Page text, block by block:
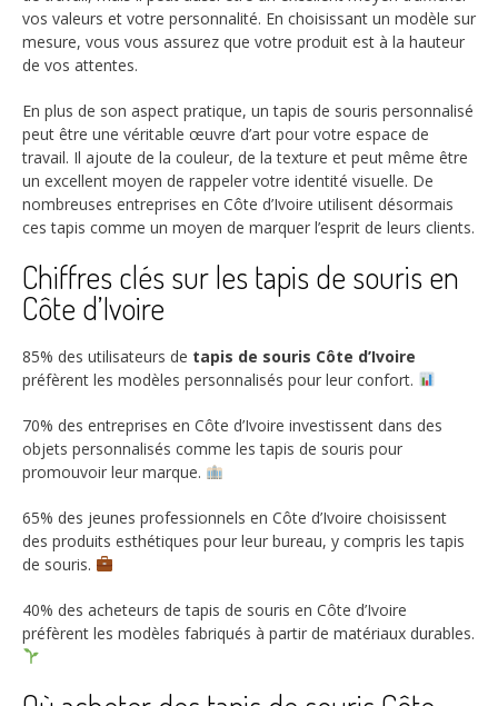
vos valeurs et votre personnalité. En choisissant un modèle sur
mesure, vous vous assurez que votre produit est à la hauteur
de vos attentes.
En plus de son aspect pratique, un tapis de souris personnalisé
peut être une véritable œuvre d’art pour votre espace de
travail. Il ajoute de la couleur, de la texture et peut même être
un excellent moyen de rappeler votre identité visuelle. De
nombreuses entreprises en Côte d’Ivoire utilisent désormais
ces tapis comme un moyen de marquer l’esprit de leurs clients.
Chiffres clés sur les tapis de souris en
Côte d’Ivoire
85% des utilisateurs de tapis de souris Côte d’Ivoire
préfèrent les modèles personnalisés pour leur confort.
70% des entreprises en Côte d’Ivoire investissent dans des
objets personnalisés comme les tapis de souris pour
promouvoir leur marque.
65% des jeunes professionnels en Côte d’Ivoire choisissent
des produits esthétiques pour leur bureau, y compris les tapis
de souris.
40% des acheteurs de tapis de souris en Côte d’Ivoire
préfèrent les modèles fabriqués à partir de matériaux durables.